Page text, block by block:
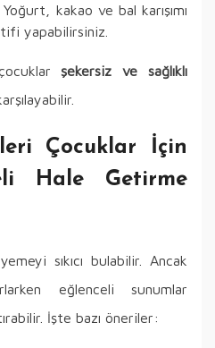
kakao ve bal karışımı
yapabilirsiniz.
şekersiz ve sağlıklı
Çocuklar İçin
Hale Getirme
sıkıcı bulabilir. Ancak
eğlenceli sunumlar
İşte bazı öneriler: